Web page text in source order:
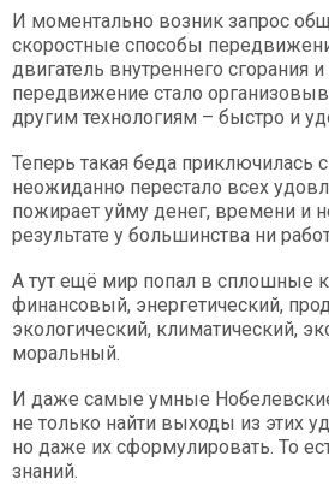
И моментально возник запрос
скоростные способы
двигатель внутреннего сгорания
передвижение стало
другим технологиям – быстро и
Теперь такая беда приключилась
неожиданно перестало всех
пожирает уйму денег, времени и
результате у большинства ни
А тут ещё мир попал в сплошные
финансовый, энергетический,
экологический, климатический,
моральный.
И даже самые умные
не только найти выходы из этих
но даже их сформулировать. То
знаний.